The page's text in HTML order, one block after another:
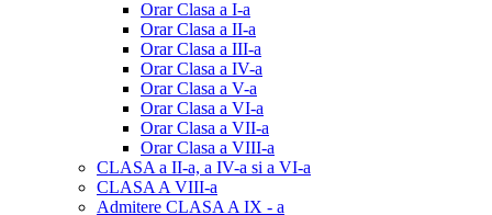
Orar Clasa a I-a
Orar Clasa a II-a
Orar Clasa a III-a
Orar Clasa a IV-a
Orar Clasa a V-a
Orar Clasa a VI-a
Orar Clasa a VII-a
Orar Clasa a VIII-a
CLASA a II-a, a IV-a si a VI-a
CLASA A VIII-a
Admitere CLASA A IX - a